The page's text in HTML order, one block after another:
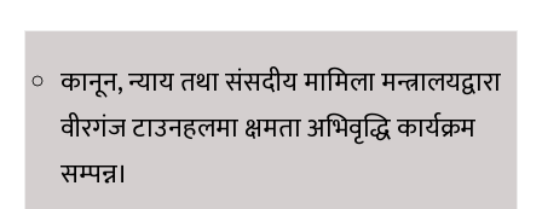
कानून, न्याय तथा संसदीय मामिला मन्त्रालयद्वारा
वीरगंज टाउनहलमा क्षमता अभिवृद्धि कार्यक्रम
सम्पन्न।